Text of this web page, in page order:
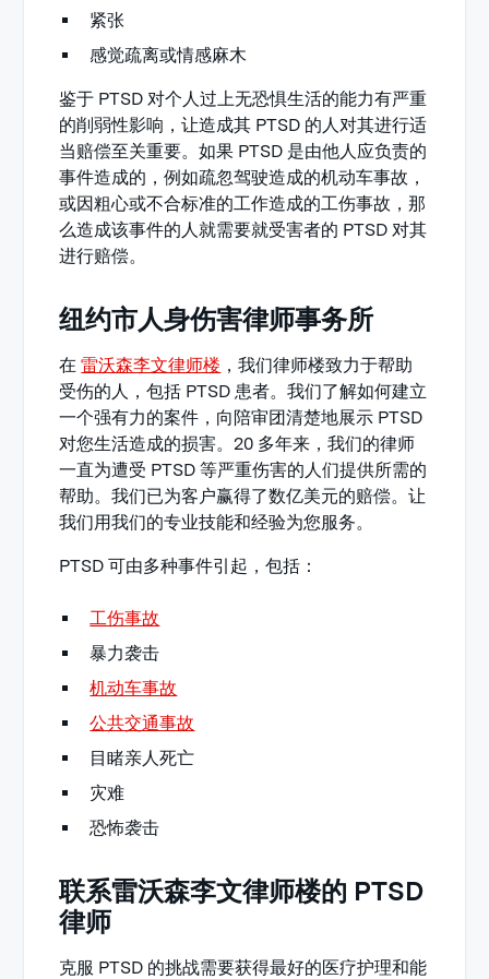
紧张
感觉疏离或情感麻木
鉴于 PTSD 对个人过上无恐惧生活的能力有严重
的削弱性影响，让造成其 PTSD 的人对其进行适
当赔偿至关重要。如果 PTSD 是由他人应负责的
事件造成的，例如疏忽驾驶造成的机动车事故，
或因粗心或不合标准的工作造成的工伤事故，那
么造成该事件的人就需要就受害者的 PTSD 对其
进行赔偿。
纽约市人身伤害律师事务所
在雷沃森李文律师楼 ，我们律师楼致力于帮助
受伤的人，包括 PTSD 患者。我们了解如何建立
一个强有力的案件，向陪审团清楚地展示 PTSD
对您生活造成的损害。20 多年来，我们的律师
一直为遭受 PTSD 等严重伤害的人们提供所需的
帮助。我们已为客户赢得了数亿美元的赔偿。让
我们用我们的专业技能和经验为您服务。
PTSD 可由多种事件引起，包括：
工伤事故
暴力袭击
机动车事故
公共交通事故
目睹亲人死亡
灾难
恐怖袭击
联系雷沃森李文律师楼的 PTSD
律师
克服 PTSD 的挑战需要获得最好的医疗护理和能